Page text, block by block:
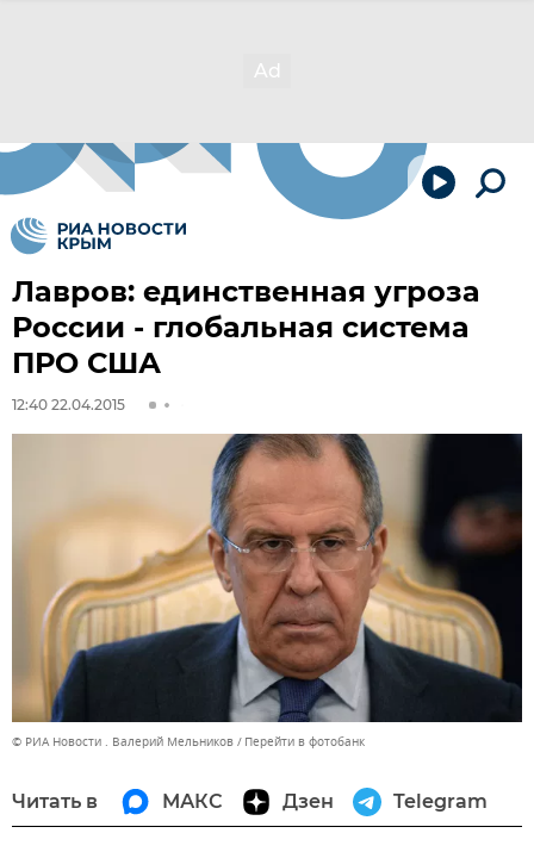
Лавров: единственная угроза
России - глобальная система
ПРО США
12:40 22.04.2015
© РИА Новости . Валерий Мельников Перейти в фотобанк
Читать в МАКС Дзен Telegram